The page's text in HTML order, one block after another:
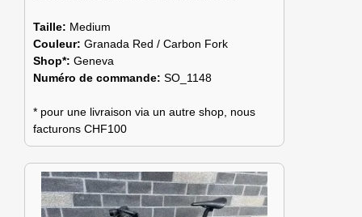
Taille: Medium
Couleur: Granada Red / Carbon Fork
Shop*: Geneva
Numéro de commande: SO_1148
* pour une livraison via un autre shop, nous
facturons CHF100